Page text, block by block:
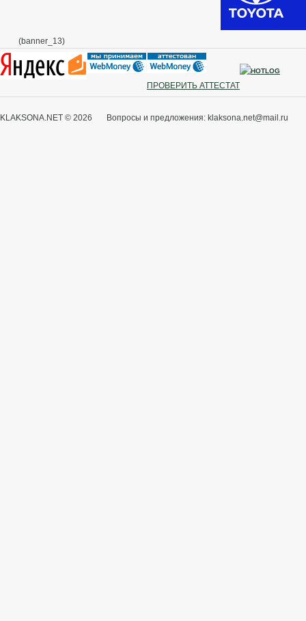
(banner_13)
ПРОВЕРИТЬ АТТЕСТАТ
KLAKSONA.NET © 2026 Вопросы и предложения: klaksona.net@mail.ru